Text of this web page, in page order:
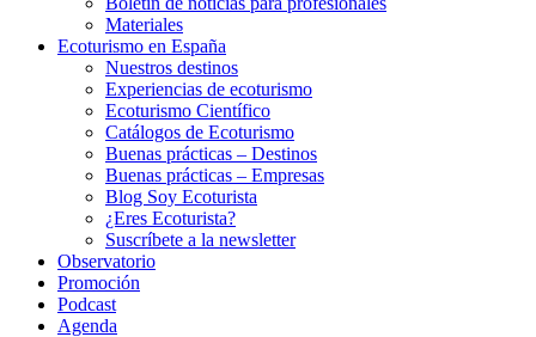
Materiales
Ecoturismo en España
Nuestros destinos
Experiencias de ecoturismo
Ecoturismo Científico
Catálogos de Ecoturismo
Buenas prácticas – Destinos
Buenas prácticas – Empresas
Blog Soy Ecoturista
¿Eres Ecoturista?
Suscríbete a la newsletter
Observatorio
Promoción
Podcast
Agenda